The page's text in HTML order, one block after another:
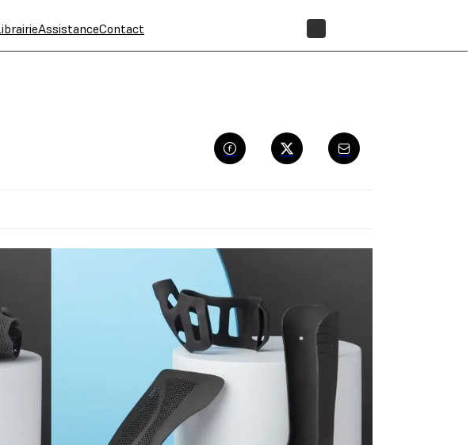
AssistanceContact